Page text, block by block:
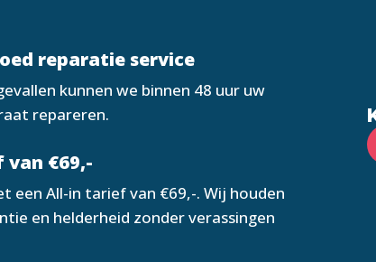
reparatie service
kunnen we binnen 48 uur uw
repareren.
€69,-
een All-in tarief van €69,-. Wij houden
en helderheid zonder verassingen